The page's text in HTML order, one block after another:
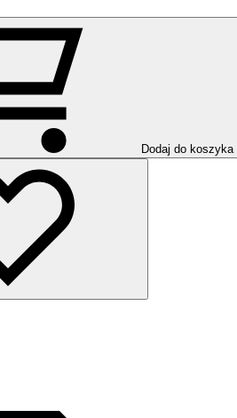
Dodaj do koszyka